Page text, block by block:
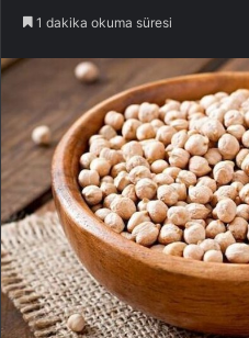
1 dakika okuma süresi